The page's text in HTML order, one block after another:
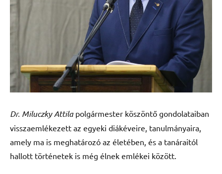
Dr. Miluczky Attilapolgármester köszöntő gondolataiban
visszaemlékezett az egyeki diákéveire, tanulmányaira,
amely ma is meghatározó az életében, és a tanáraitól
hallott történetek is még élnek emlékei között.